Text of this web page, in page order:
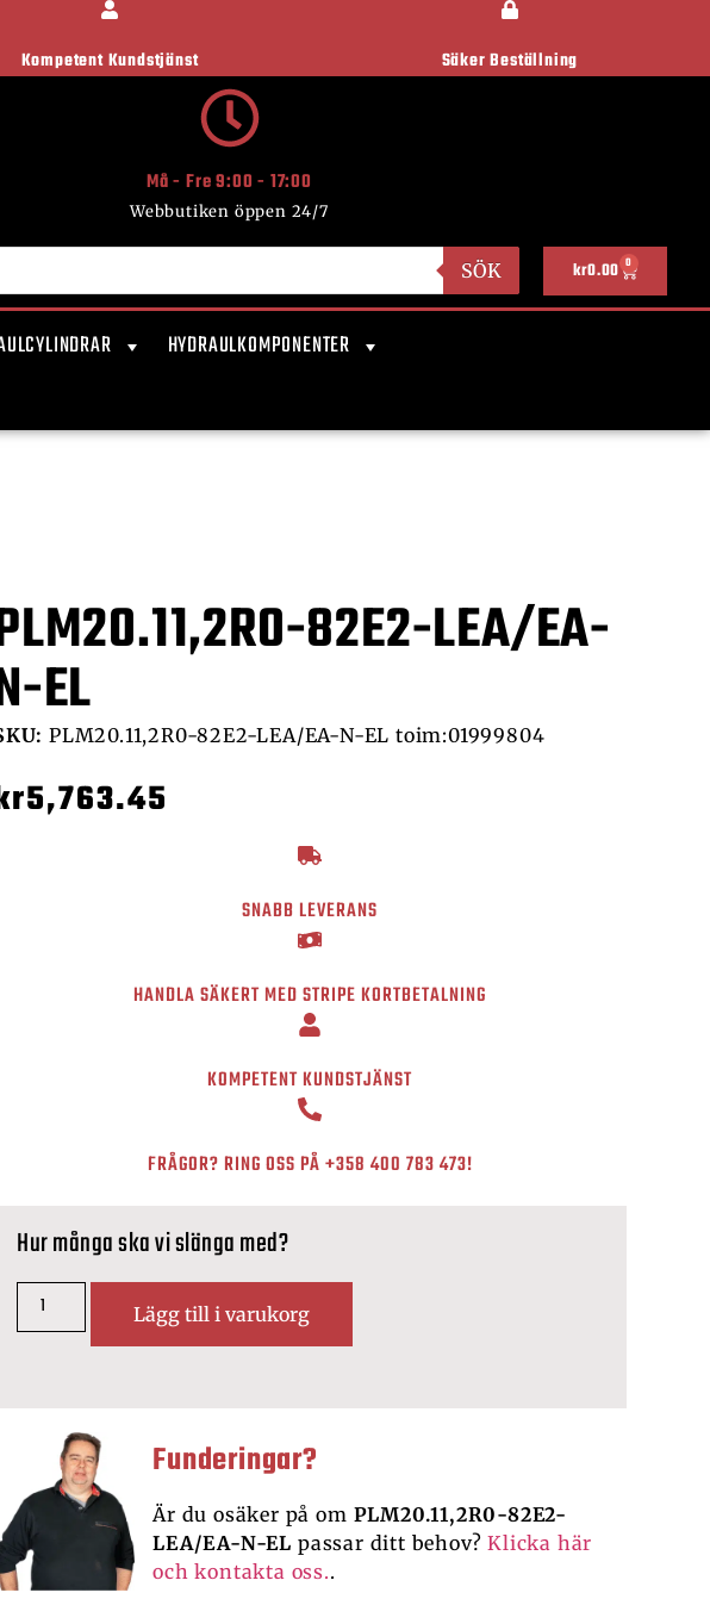
Kompetent Kundstjänst Säker Beställning
Må - Fre 9:00 - 17:00
Webbutiken öppen 24/7
SÖK kr0.00 0
HYDRAULKOMPONENTER
82E2-LEA/EA-
EL
PLM20.11,2R0-82E2-LEA/EA-N-EL toim:01999804
5,763.45
SNABB LEVERANS
HANDLA SÄKERT MED STRIPE KORTBETALNING
KOMPETENT KUNDSTJÄNST
FRÅGOR? RING OSS PÅ+358 400 783 473!
Hur många ska vi slänga med?
Lägg till i varukorg
Funderingar?
Är du osäker på om PLM20.11,2R0-82E2-
LEA/EA-N-EL passar ditt behov?Klicka här
och kontakta oss..